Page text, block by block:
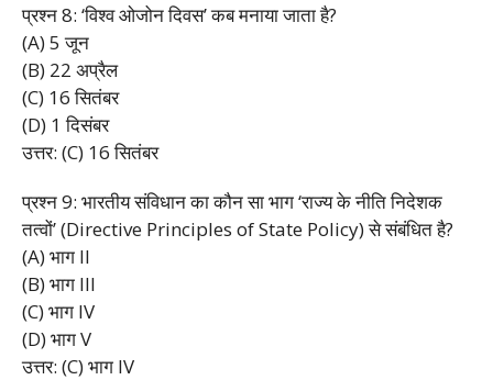
प्रश्न 8: ‘विश्व ओजोन दिवस’ कब मनाया जाता है?
(A) 5 जून
(B) 22 अप्रैल
(C) 16 सितंबर
(D) 1 दिसंबर
उत्तर: (C) 16 सितंबर
प्रश्न 9: भारतीय संविधान का कौन सा भाग ‘राज्य के नीति निदेशक
तत्वों’ (Directive Principles of State Policy) से संबंधित है?
(A) भाग II
(B) भाग III
(C) भाग IV
(D) भाग V
उत्तर: (C) भाग IV